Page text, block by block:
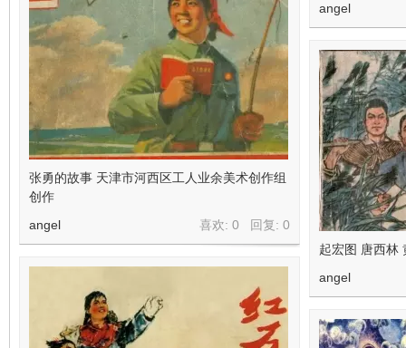
angel
张勇的故事 天津市河西区工人业余美术创作组
创作
喜欢: 0 回复: 0
angel
起宏图 唐西林
angel